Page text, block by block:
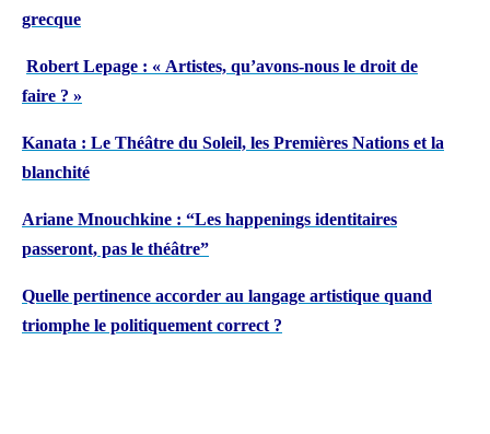
grecque
Robert Lepage : « Artistes, qu’avons-nous le droit de
faire ? »
Kanata : Le Théâtre du Soleil, les Premières Nations et la
blanchité
Ariane Mnouchkine : “Les happenings identitaires
passeront, pas le théâtre”
Quelle pertinence accorder au langage artistique quand
triomphe le politiquement correct ?